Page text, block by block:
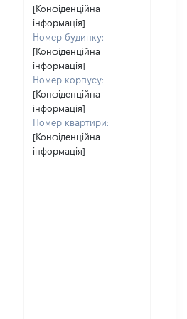
[Конфіденційна
інформація]
Номер будинку:
[Конфіденційна
інформація]
Номер корпусу:
[Конфіденційна
інформація]
Номер квартири:
[Конфіденційна
інформація]